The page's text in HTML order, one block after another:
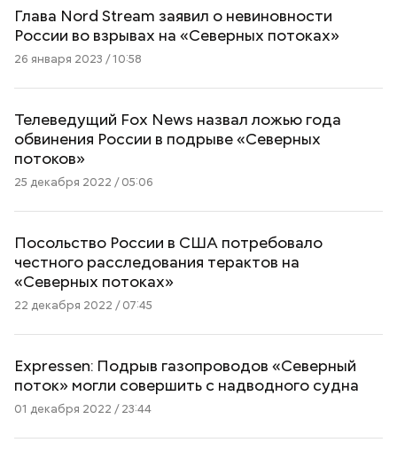
Глава Nord Stream заявил о невиновности
России во взрывах на «Северных потоках»
26 января 2023 / 10:58
Телеведущий Fox News назвал ложью года
обвинения России в подрыве «Северных
потоков»
25 декабря 2022 / 05:06
Посольство России в США потребовало
честного расследования терактов на
«Северных потоках»
22 декабря 2022 / 07:45
Expressen: Подрыв газопроводов «Северный
поток» могли совершить с надводного судна
01 декабря 2022 / 23:44